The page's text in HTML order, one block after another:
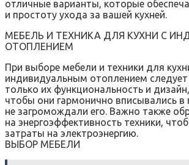
отличные варианты, которые
и простоту ухода за вашей кухней.
МЕБЕЛЬ И ТЕХНИКА ДЛЯ КУХНИ С
ОТОПЛЕНИЕМ
При выборе мебели и техники для
индивидуальным отоплением следует
только их функциональность и
чтобы они гармонично вписывались в
не загромождали его. Важно также
на энергоэффективность техники,
затраты на электроэнергию.
ВЫБОР МЕБЕЛИ